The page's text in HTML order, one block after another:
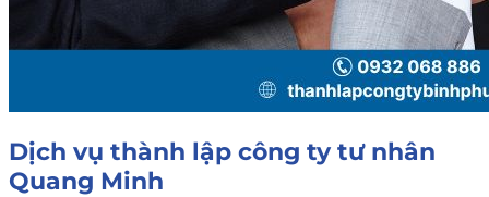
Dịch vụ thành lập công ty tư nhân
Quang Minh